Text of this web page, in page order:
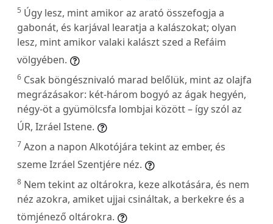
5 Úgy lesz, mint amikor az arató összefogja a
gabonát, és karjával learatja a kalászokat; olyan
lesz, mint amikor valaki kalászt szed a Refáim
völgyében.
6 Csak böngésznivaló marad belőlük, mint az olajfa
megrázásakor: két-három bogyó az ágak hegyén,
négy-öt a gyümölcsfa lombjai között – így szól az
ÚR, Izráel Istene.
7 Azon a napon Alkotójára tekint az ember, és
szeme Izráel Szentjére néz.
8 Nem tekint az oltárokra, keze alkotására, és nem
néz azokra, amiket ujjai csináltak, a berkekre és a
tömjénező oltárokra.